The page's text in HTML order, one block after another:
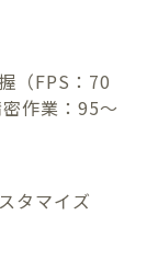
（FPS：70
作業：95～
タマイズ